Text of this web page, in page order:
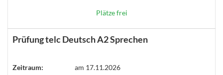
Plätze frei
Prüfung telc Deutsch A2 Sprechen
Zeitraum: am 17.11.2026